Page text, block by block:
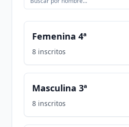
Femenina 4ª
8 inscritos
Masculina 3ª
8 inscritos